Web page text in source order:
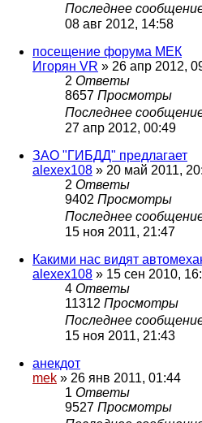
Последнее
08 авг 2012, 14:58
посещение форума МЕК
Игорян VR » 26 апр 2012,
2 Ответы
8657 Просмотры
Последнее
27 апр 2012, 00:49
ЗАО "ГИБДД" предлагает
alexex108 » 20 май 2011,
2 Ответы
9402 Просмотры
Последнее
15 ноя 2011, 21:47
Какими нас видят
alexex108 » 15 сен 2010,
4 Ответы
11312 Просмотры
Последнее
15 ноя 2011, 21:43
анекдот
mek » 26 янв 2011, 01:44
1 Ответы
9527 Просмотры